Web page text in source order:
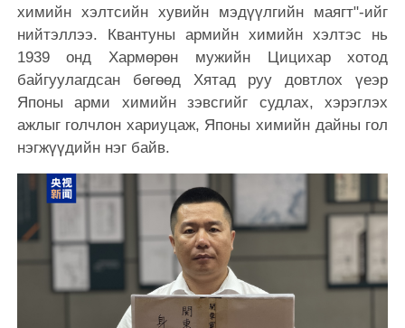
химийн хэлтсийн хувийн мэдүүлгийн маягт"-ийг
нийтэллээ. Квантуны армийн химийн хэлтэс нь
1939 онд Хармөрөн мужийн Цицихар хотод
байгуулагдсан бөгөөд Хятад руу довтлох үеэр
Японы арми химийн зэвсгийг судлах, хэрэглэх
ажлыг голчлон хариуцаж, Японы химийн дайны гол
нэгжүүдийн нэг байв.